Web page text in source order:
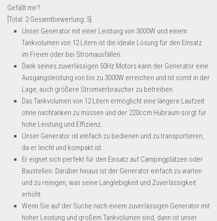
Multimedia & Elektro
Münzen
Schuhe & Accessoires
Sport & Freizeit
Uhren & Schmuck
Wohnen & Einrichten
Restposten-Angebote
Restposten für Privatpersonen
eBay Restposten kaufen
Saison & Eventprodkte
Dropshipping-Produkte
Gefällt mir?:
[Total: 2Gesamtbewertung: 5
Unser Generator mit einer Leistung von 3000W und einem
Tankvolumen von 12 Litern ist die ideale Lösung für den Einsatz
im Freien oder bei Stromausfällen.
Dank seines zuverlässigen 50Hz Motors kann der Generator eine
Ausgangsleistung von bis zu 3000W erreichen und ist somit in der
Lage, auch größere Stromverbraucher zu betreiben.
Das Tankvolumen von 12 Litern ermöglicht eine längere Laufzeit
ohne nachtanken zu müssen und der 220ccm Hubraum sorgt für
hohe Leistung und Effizienz.
Unser Generator ist einfach zu bedienen und zu transportieren,
da er leicht und kompakt ist.
Er eignet sich perfekt für den Einsatz auf Campingplätzen oder
Baustellen. Darüber hinaus ist der Generator einfach zu warten
und zu reinigen, was seine Langlebigkeit und Zuverlässigkeit
erhöht.
Wenn Sie auf der Suche nach einem zuverlässigen Generator mit
hoher Leistung und großem Tankvolumen sind, dann ist unser